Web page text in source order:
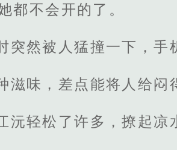
都不会开的了。
然被人猛撞一下，手
味，差点能将人给闷
轻松了许多，撩起凉